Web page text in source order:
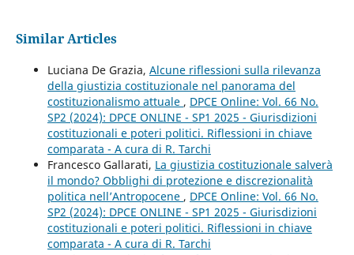
Similar Articles
Luciana De Grazia, Alcune riflessioni sulla rilevanza
della giustizia costituzionale nel panorama del
costituzionalismo attuale , DPCE Online: Vol. 66 No.
SP2 (2024): DPCE ONLINE - SP1 2025 - Giurisdizioni
costituzionali e poteri politici. Riflessioni in chiave
comparata - A cura di R. Tarchi
Francesco Gallarati, La giustizia costituzionale salverà
il mondo? Obblighi di protezione e discrezionalità
politica nell’Antropocene , DPCE Online: Vol. 66 No.
SP2 (2024): DPCE ONLINE - SP1 2025 - Giurisdizioni
costituzionali e poteri politici. Riflessioni in chiave
comparata - A cura di R. Tarchi